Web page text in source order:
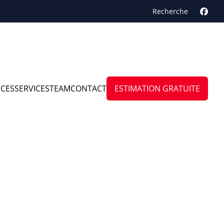
Recherche
SERVICESTEAMCONTACT ESTIMATION GRATUITE